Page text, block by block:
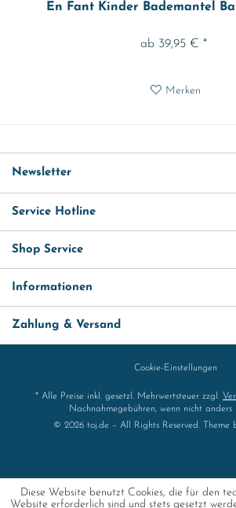
En Fant Kinder Bademantel
ab 39,95 € *
Merken
Newsletter
Service Hotline
Shop Service
Informationen
Zahlung & Versand
Cookie-Einstellungen
* Alle Preise inkl. gesetzl. Mehrwertsteuer zzgl.
Nachnahmegebühren, wenn nicht anders
© 2026 toj.de – All Rights Reserved. Theme
Diese Website benutzt Cookies, die für den
Website erforderlich sind und stets gesetzt